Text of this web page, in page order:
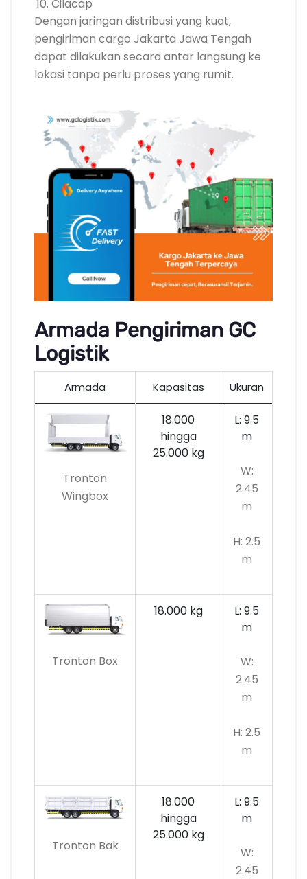
Cilacap
Dengan jaringan distribusi yang kuat,
pengiriman cargo Jakarta Jawa Tengah
dapat dilakukan secara antar langsung ke
lokasi tanpa perlu proses yang rumit.
Armada Pengiriman GC
Logistik
Armada Kapasitas Ukuran
Tronton
Wingbox
18.000
hingga
25.000 kg
L: 9.5
m
W:
2.45
m
H: 2.5
m
Tronton Box
18.000 kg
L: 9.5
m
W:
2.45
m
H: 2.5
m
Tronton Bak
18.000
hingga
25.000 kg
L: 9.5
m
W:
2.45